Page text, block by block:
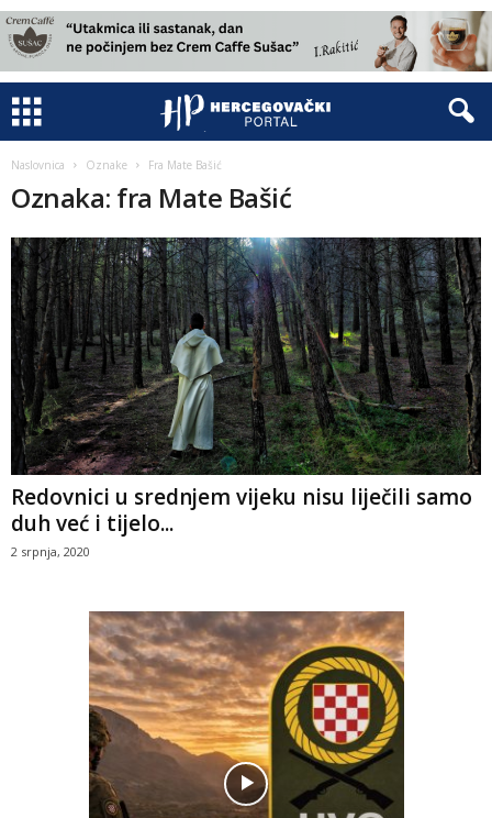
Naslovnica Oznake Fra Mate Bašić
Oznaka: fra Mate Bašić
Redovnici u srednjem vijeku nisu liječili samo
duh već i tijelo...
2 srpnja, 2020